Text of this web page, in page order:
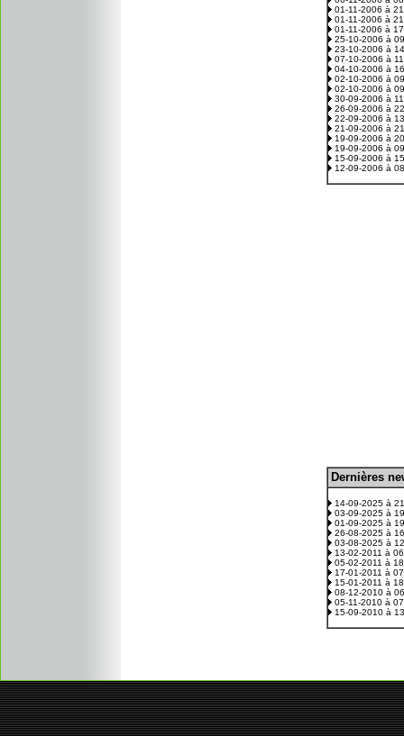
01-11-2006 à
01-11-2006 à
01-11-2006 à
25-10-2006 à
23-10-2006 à
07-10-2006 à
04-10-2006 à
02-10-2006 à
02-10-2006 à
30-09-2006 à
26-09-2006 à
22-09-2006 à
21-09-2006 à
19-09-2006 à
19-09-2006 à
15-09-2006 à
12-09-2006 à
Dernières
14-09-2025 à
03-09-2025 à
01-09-2025 à
26-08-2025 à
03-08-2025 à
13-02-2011 à
05-02-2011 à
17-01-2011 à
15-01-2011 à
08-12-2010 à
05-11-2010 à
15-09-2010 à